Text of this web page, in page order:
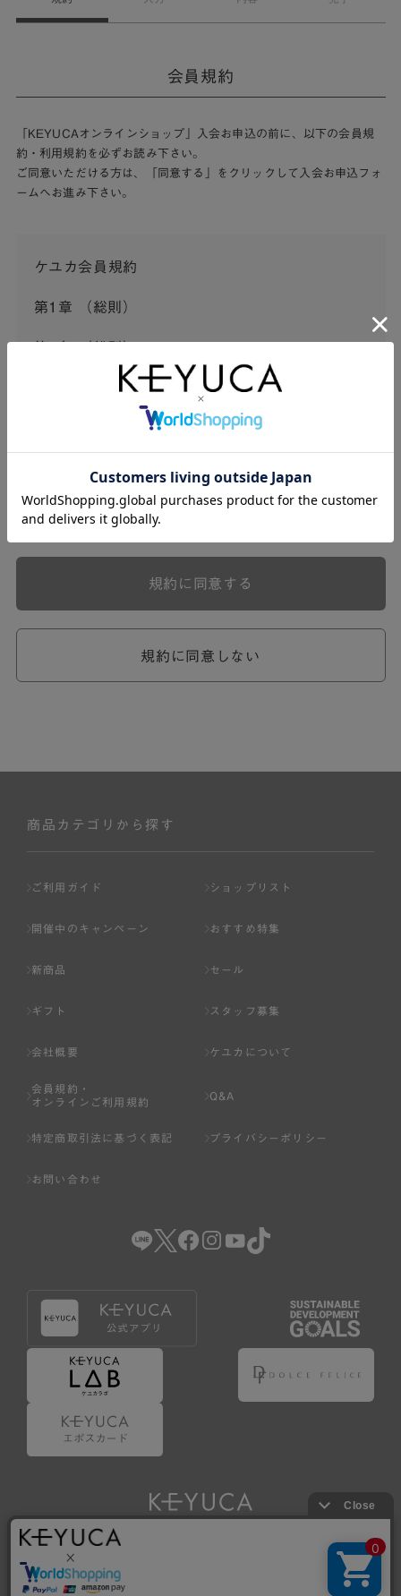
会員規約
「KEYUCAオンラインショップ」入会お申込の前に、以下の会員規
約・利用規約を必ずお読み下さい。
ご同意いただける方は、「同意する」をクリックして入会お申込フォ
ームへお進み下さい。
ケユカ会員規約
第1章 （総則）
この会員規約（以下「本規約」といいます。）は、河淳株
式会社ケユカ事業部（以下「弊社」といいます。）が提供
する一連のサービスに関し、弊社が次条の定めに従い入会
本規約は、会員と弊社との間のサービスの利用に関わる一
切の関係に適用されるものとします。
弊社が一連のサービスを提供するにあたり、本規約のほ
ら個別規定はその名称のいかんに関わらず、本規約の一部
めが優先されるものとします。
ません。
ページへの入力、または弊社が別途指定する方法に従って
基づき判断した場合は、弊社は、その登録を取り消すこと
のいずれかの事由に該当する場合は、その登録を拒否し、
または事前に通知することなく一旦なされた登録を取り消
いる場合。
（5） その他、本規約または個別規定に違反した場合。
4.会員登録が取り消された場合においても、当該会員は、
弊社とのお取引等により既に発生した支払義務等の取引上
の義務および本規約上の義務の履行責任を免れないものと
します。
5.仮登録とは、ケユカが提供するアプリ等でサービスを利
用するための簡易的な会員登録（以下「仮登録」といいま
6.仮登録をすることで、第9条のポイント付与を受けるこ
とができます。
7.仮登録状態はポイントの利用は行えず、第3条1項の通り
に登録完了することでポイント利用が行えるようになりま
す。
規約に同意しない
規約に同意する
商品カテゴリから探す
ご利用ガイド ショップリスト
開催中のキャンペーン おすすめ特集
新商品 セール
ギフト スタッフ募集
会社概要 ケユカについて
会員規約・
オンラインご利用規約
Q&A
特定商取引法に基づく表記 プライバシーポリシー
お問い合わせ
Copyright © KAWAJUN Co., Ltd. All Rights Reserved.